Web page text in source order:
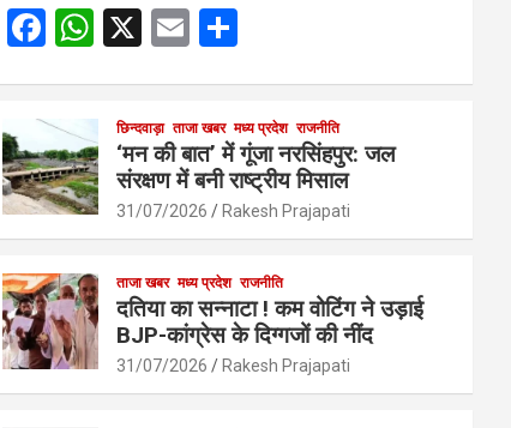
F
b
o
o
W
s
A
p
X
E
e
छिन्दवाड़ा ताजा खबर मध्य प्रदेश राजनीति
‘मन की बात’ में गूंजा नरसिंहपुर: जल
संरक्षण में बनी राष्ट्रीय मिसाल
31/07/2026 Rakesh Prajapati
ताजा खबर मध्य प्रदेश राजनीति
दतिया का सन्नाटा ! कम वोटिंग ने उड़ाई
BJP-कांग्रेस के दिग्गजों की नींद
31/07/2026 Rakesh Prajapati